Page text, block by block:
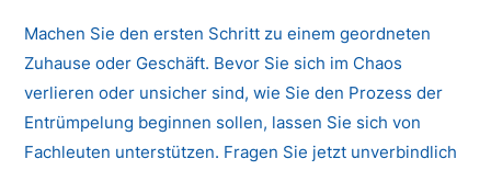
Machen Sie den ersten Schritt zu einem geordneten
Zuhause oder Geschäft. Bevor Sie sich im Chaos
verlieren oder unsicher sind, wie Sie den Prozess der
Entrümpelung beginnen sollen, lassen Sie sich von
Fachleuten unterstützen. Fragen Sie jetzt unverbindlich